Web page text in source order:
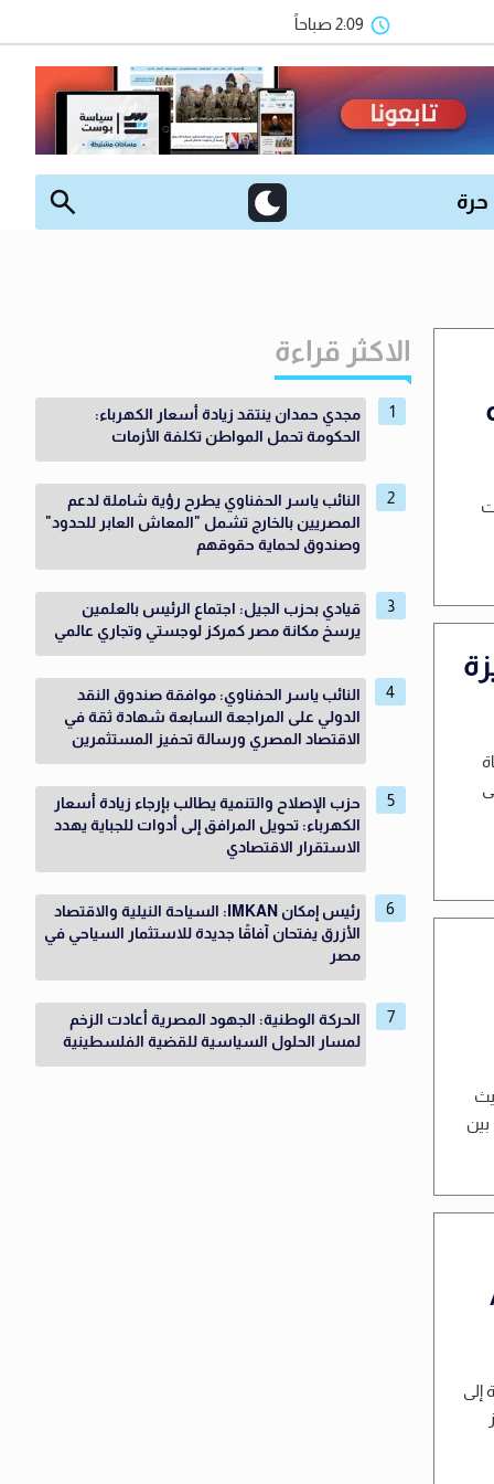
2:09 صباحاً
حرة
إلى
الاكثر قراءة
مجدي حمدان ينتقد زيادة أسعار الكهرباء:
الحكومة تحمل المواطن تكلفة الأزمات
النائب ياسر الحفناوي يطرح رؤية شاملة لدعم
المصريين بالخارج تشمل "المعاش العابر للحدود"
وصندوق لحماية حقوقهم
قيادي بحزب الجيل: اجتماع الرئيس بالعلمين
يرسخ مكانة مصر كمركز لوجستي وتجاري عالمي
النائب ياسر الحفناوي: موافقة صندوق النقد
الدولي على المراجعة السابعة شهادة ثقة في
الاقتصاد المصري ورسالة تحفيز المستثمرين
حزب الإصلاح والتنمية يطالب بإرجاء زيادة أسعار
الكهرباء: تحويل المرافق إلى أدوات للجباية يهدد
الاستقرار الاقتصادي
رئيس إمكان IMKAN: السياحة النيلية والاقتصاد
الأزرق يفتحان آفاقًا جديدة للاستثمار السياحي في
مصر
الحركة الوطنية: الجهود المصرية أعادت الزخم
لمسار الحلول السياسية للقضية الفلسطينية